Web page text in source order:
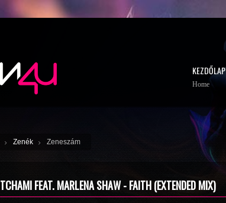
KEZDŐLAP
Home
Zenék Zeneszám
TCHAMI FEAT. MARLENA SHAW - FAITH (EXTENDED MIX)